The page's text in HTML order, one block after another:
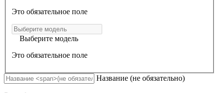
Это обязательное поле
Выберите модель
Это обязательное поле
Название (не обязательно)